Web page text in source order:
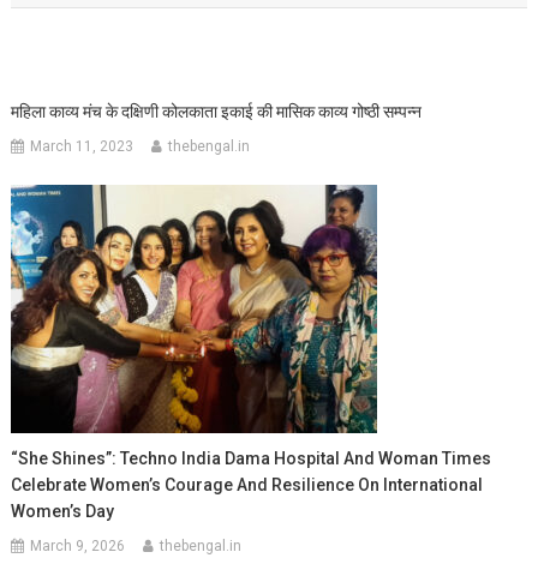
महिला काव्य मंच के दक्षिणी कोलकाता इकाई की मासिक काव्य गोष्ठी सम्पन्न
March 11, 2023 thebengal.in
“She Shines”: Techno India Dama Hospital And Woman Times
Celebrate Women’s Courage And Resilience On International
Women’s Day
March 9, 2026 thebengal.in